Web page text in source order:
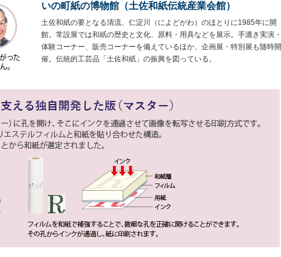
いの町紙の博物館（土佐和紙伝統産業会館）
土佐和紙の要となる清流、仁淀川（によどがわ）のほとりに1985年に開
館。常設展では和紙の歴史と文化、原料・用具などを展示。手漉き実演・
体験コーナー、販売コーナーを備えているほか、企画展・特別展も随時開
催。伝統的工芸品「土佐和紙」の振興を図っている。